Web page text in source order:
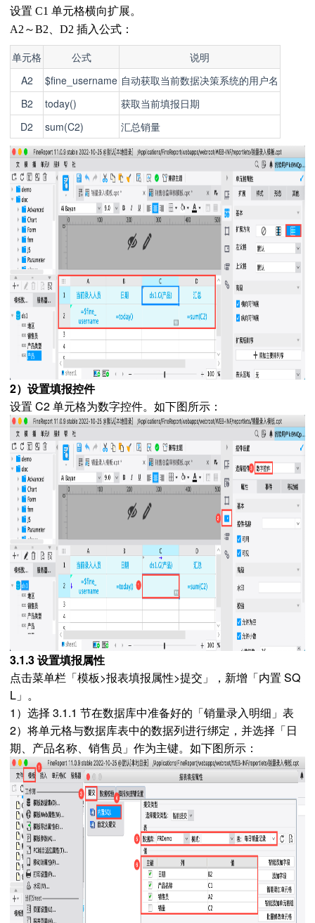
设置 C1 单元格横向扩展。
A2～B2、D2 插入公式：
单元格 公式
说明
A2
$fine_username 自动获取当前数据决策系统的用户名
B2
today()
获取当前填报日期
D2
sum(C2) 汇总销量
2）设置填报控件
设置 C2 单元格为数字控件。如下图所示：
3.1.3 设置填报属性
点击菜单栏「模板>报表填报属性>提交」，新增「内置 SQ
L」。
1）选择 3.1.1 节在数据库中准备好的「销量录入明细」表
2）将单元格与数据库表中的数据列进行绑定，并选择「日
期、产品名称、销售员」作为主键。如下图所示：